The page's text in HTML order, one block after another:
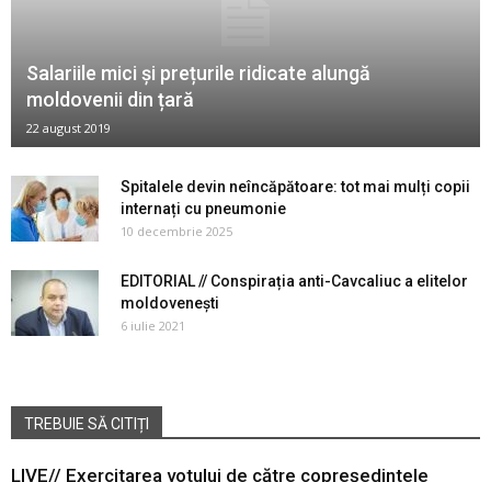
Salariile mici și prețurile ridicate alungă
moldovenii din țară
22 august 2019
Spitalele devin neîncăpătoare: tot mai mulți copii
internați cu pneumonie
10 decembrie 2025
EDITORIAL // Conspirația anti-Cavcaliuc a elitelor
moldovenești
6 iulie 2021
TREBUIE SĂ CITIȚI
LIVE// Exercitarea votului de către copreședintele